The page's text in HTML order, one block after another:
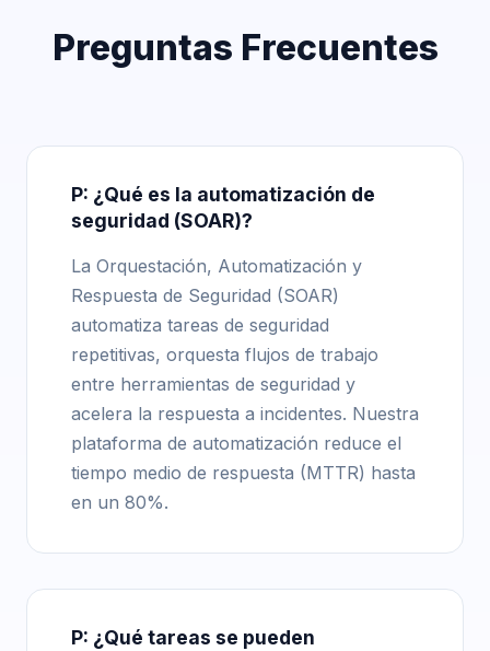
Preguntas Frecuentes
P: ¿Qué es la automatización de
seguridad (SOAR)?
La Orquestación, Automatización y
Respuesta de Seguridad (SOAR)
automatiza tareas de seguridad
repetitivas, orquesta flujos de trabajo
entre herramientas de seguridad y
acelera la respuesta a incidentes. Nuestra
plataforma de automatización reduce el
tiempo medio de respuesta (MTTR) hasta
en un 80%.
P: ¿Qué tareas se pueden